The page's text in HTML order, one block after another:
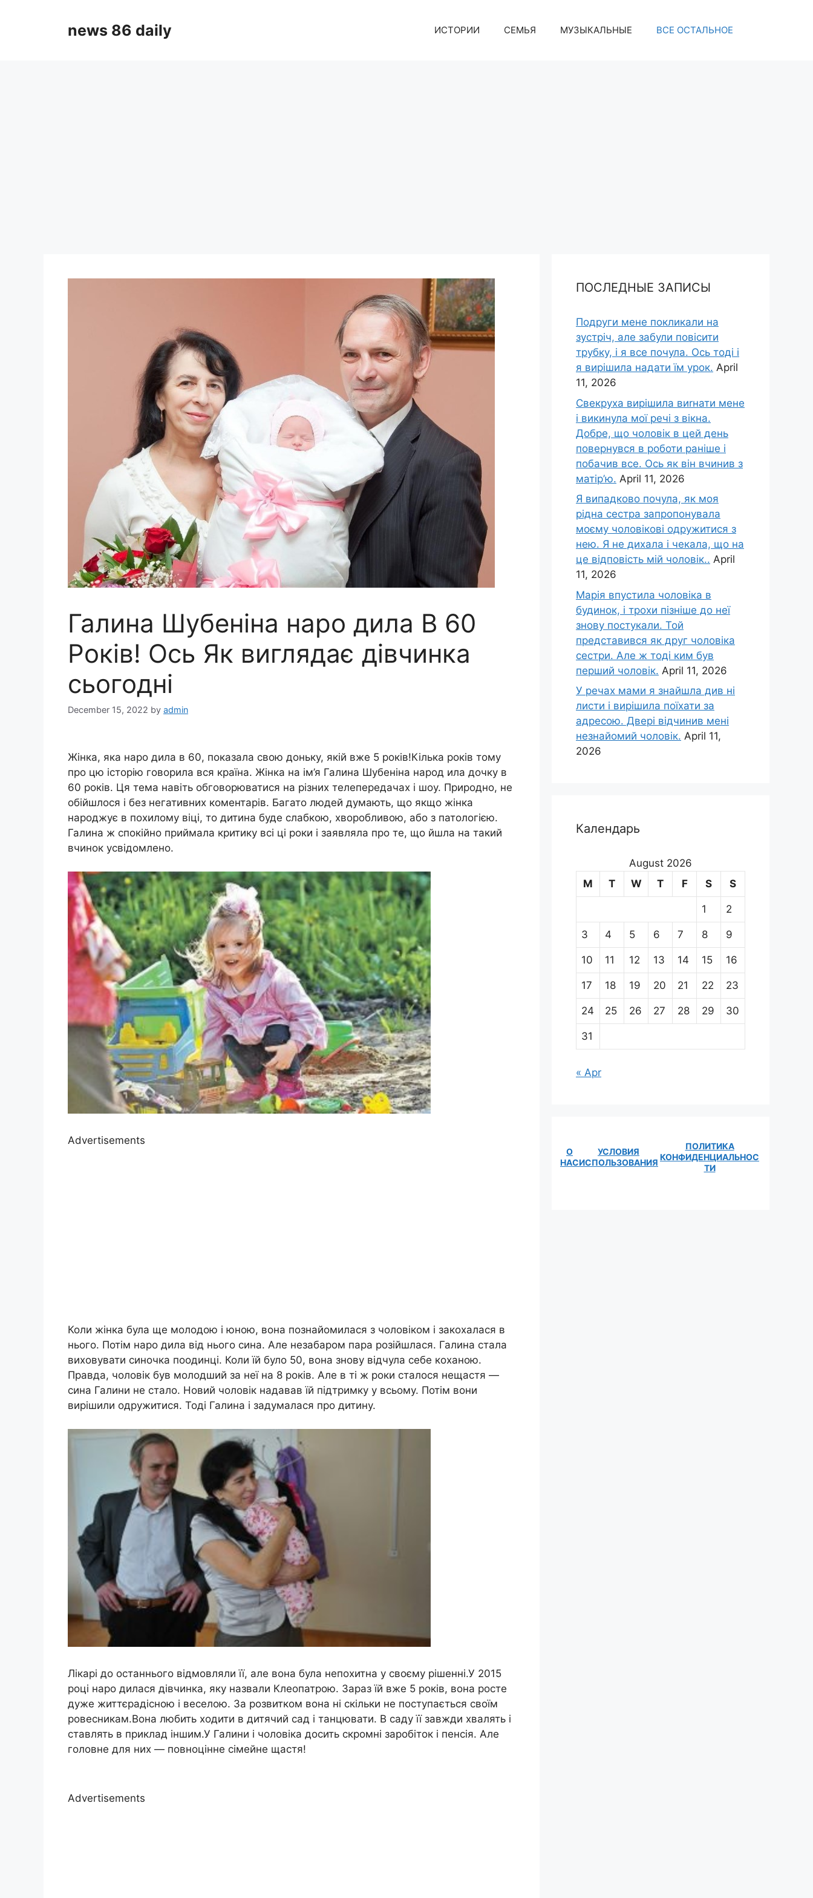
news 86 daily ИСТОРИИ СЕМЬЯ МУЗЫКАЛЬНЫЕ ВСЕ ОСТАЛЬНОЕ
Галина Шубеніна наро дила В 60
Років! Ось Як виглядає дівчинка
сьогодні
December 15, 2022 by admin
Жінка, яка наро дила в 60, показала свою доньку, якій вже 5 років!Кілька років тому
про цю історію говорила вся країна. Жінка на ім’я Галина Шубеніна народ ила дочку в
60 років. Ця тема навіть обговорюватися на різних телепередачах і шоу. Природно, не
обійшлося і без негативних коментарів. Багато людей думають, що якщо жінка
народжує в похилому віці, то дитина буде слабкою, хворобливою, або з патологією.
Галина ж спокійно приймала критику всі ці роки і заявляла про те, що йшла на такий
вчинок усвідомлено.
Advertisements
Коли жінка була ще молодою і юною, вона познайомилася з чоловіком і закохалася в
нього. Потім наро дила від нього сина. Але незабаром пара розійшлася. Галина стала
виховувати синочка поодинці. Коли їй було 50, вона знову відчула себе коханою.
Правда, чоловік був молодший за неї на 8 років. Але в ті ж роки сталося нещастя —
сина Галини не стало. Новий чоловік надавав їй підтримку у всьому. Потім вони
вирішили одружитися. Тоді Галина і задумалася про дитину.
Лікарі до останнього відмовляли її, але вона була непохитна у своєму рішенні.У 2015
році наро дилася дівчинка, яку назвали Клеопатрою. Зараз їй вже 5 років, вона росте
дуже життєрадісною і веселою. За розвитком вона ні скільки не поступається своїм
ровесникам.Вона любить ходити в дитячий сад і танцювати. В саду її завжди хвалять і
ставлять в приклад іншим.У Галини і чоловіка досить скромні заробіток і пенсія. Але
головне для них — повноцінне сімейне щастя!
Advertisements
ПОСЛЕДНЫЕ ЗАПИСЫ
Подруги мене покликали на
зустріч, але забули повісити
трубку, і я все почула. Ось тоді і
я вирішила надати їм урок. April
11, 2026
Свекруха вирішила виrнати мене
і викинула мої речі з вікна.
Добре, що чоловік в цей день
повернувся в роботи раніше і
побачив все. Ось як він вчинив з
матір’ю. April 11, 2026
Я випадково почула, як моя
рідна сестра запропонувала
моєму чоловікові одружитися з
нею. Я не дихала і чекала, що на
це відповість мій чоловік.. April
11, 2026
Марія впустила чоловіка в
будинок, і трохи пізніше до неї
знову постукали. Той
представився як друг чоловіка
сестри. Але ж тоді ким був
перший чоловік. April 11, 2026
У речах мами я знайшла див ні
листи і вирішила поїхати за
адресою. Двері відчинив мені
незнайомий чоловік. April 11,
2026
Календарь
August 2026
M
T W T F S S
1 2
3 4 5 6 7 8 9
10 11 12 13 14 15 16
17 18 19 20 21 22 23
24 25 26 27 28 29 30
31
« Apr
О
НАС
УСЛОВИЯ
ИСПОЛЬЗОВАНИЯ
ПОЛИТИКА
КОНФИДЕНЦИАЛЬНОС
ТИ